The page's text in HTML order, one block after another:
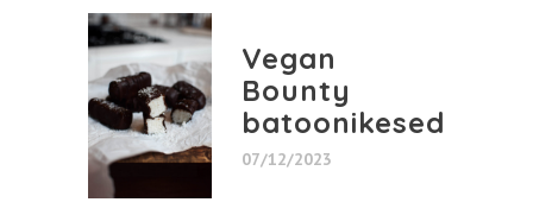
Vegan
Bounty
batoonikesed
07/12/2023